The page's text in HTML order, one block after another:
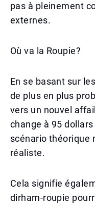
pas à pleinement
externes.
Où va la Roupie?
En se basant sur
de plus en plus
vers un nouvel
change à 95
scénario théorique
réaliste.
Cela signifie
dirham-roupie